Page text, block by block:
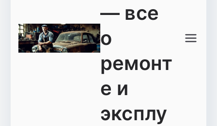
— все
о
ремонт
е и
эксплу